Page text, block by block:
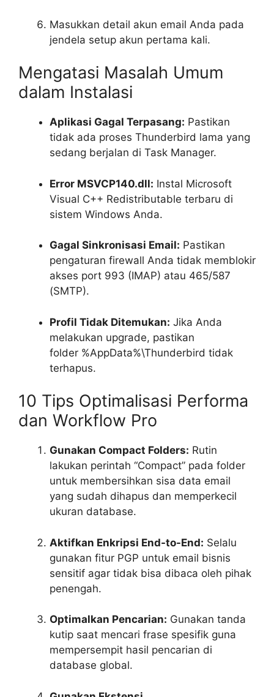
Masukkan detail akun email Anda pada
jendela setup akun pertama kali.
Mengatasi Masalah Umum
dalam Instalasi
Aplikasi Gagal Terpasang: Pastikan
tidak ada proses Thunderbird lama yang
sedang berjalan di Task Manager.
Error MSVCP140.dll: Instal Microsoft
Visual C++ Redistributable terbaru di
sistem Windows Anda.
Gagal Sinkronisasi Email: Pastikan
pengaturan firewall Anda tidak memblokir
akses port 993 (IMAP) atau 465/587
(SMTP).
Profil Tidak Ditemukan: Jika Anda
melakukan upgrade, pastikan
folder %AppData%\Thunderbird tidak
terhapus.
10 Tips Optimalisasi Performa
dan Workflow Pro
Gunakan Compact Folders: Rutin
lakukan perintah “Compact” pada folder
untuk membersihkan sisa data email
yang sudah dihapus dan memperkecil
ukuran database.
Aktifkan Enkripsi End-to-End: Selalu
gunakan fitur PGP untuk email bisnis
sensitif agar tidak bisa dibaca oleh pihak
penengah.
Optimalkan Pencarian: Gunakan tanda
kutip saat mencari frase spesifik guna
mempersempit hasil pencarian di
database global.